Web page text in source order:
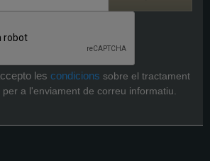
les condicions sobre el tractament
a l'enviament de correu informatiu.